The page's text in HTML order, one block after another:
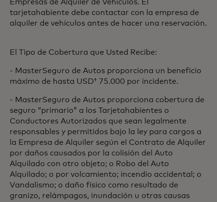
Empresas de Alquiler de Vehículos. El
tarjetahabiente debe contactar con la empresa de
alquiler de vehículos antes de hacer una reservación.
El Tipo de Cobertura que Usted Recibe:
- MasterSeguro de Autos proporciona un beneficio
máximo de hasta USD† 75.000 por incidente.
- MasterSeguro de Autos proporciona cobertura de
seguro “primario” a los Tarjetahabientes o
Conductores Autorizados que sean legalmente
responsables y permitidos bajo la ley para cargos a
la Empresa de Alquiler según el Contrato de Alquiler
por daños causados por la colisión del Auto
Alquilado con otro objeto; o Robo del Auto
Alquilado; o por volcamiento; incendio accidental; o
Vandalismo; o daño físico como resultado de
granizo, relámpagos, inundación u otras causas